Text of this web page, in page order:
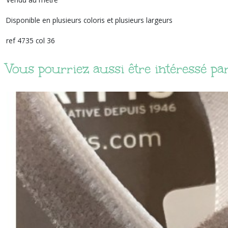
Disponible en plusieurs coloris et plusieurs largeurs
ref 4735 col 36
Vous pourriez aussi être intéressé